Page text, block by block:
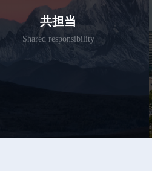
共担当
Shared responsibility